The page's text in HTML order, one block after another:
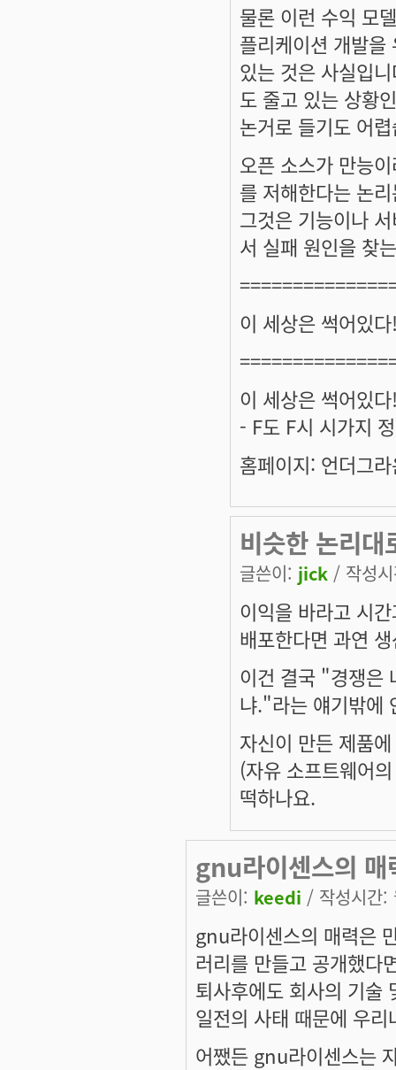
물론 이런 수익 모
플리케이션 개발을
있는 것은 사실입
도 줄고 있는 상황
논거로 들기도 어
오픈 소스가 만능
를 저해한다는 논
그것은 기능이나
서 실패 원인을 찾
이 세상은 썩어있
이 세상은 썩어있
- F도 F시 시가지
홈페이지: 언더그
비슷한 논리
글쓴이: jick / 작성
이익을 바라고 시
배포한다면 과연
이건 결국 "경쟁은
냐."라는 얘기밖에
자신이 만든 제품
(자유 소프트웨어
떡하나요.
gnu라이센스의 매
글쓴이: keedi / 작성시간
gnu라이센스의 매력은
러리를 만들고 공개했다
퇴사후에도 회사의 기술
일전의 사태 때문에 우
어쨌든 gnu라이센스는